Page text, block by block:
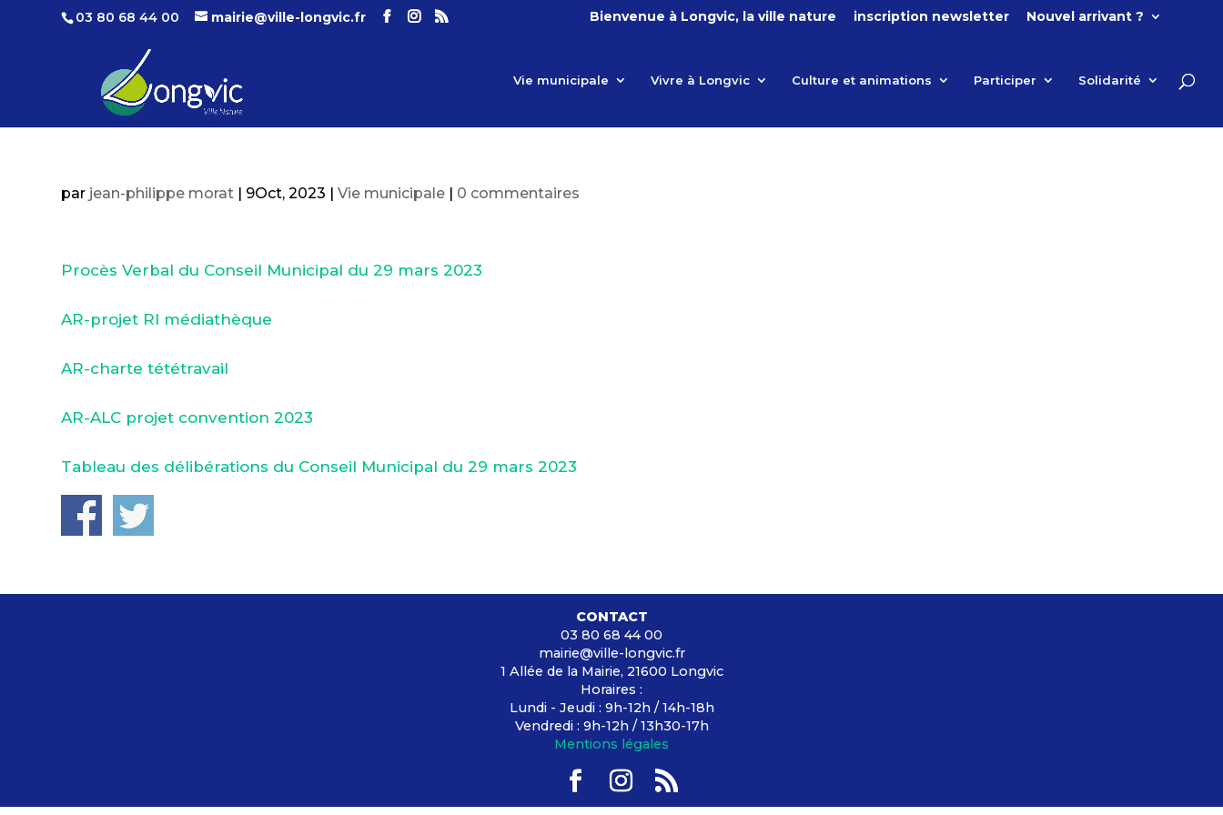
03 80 68 44 00 mairie@ville-longvic.fr Bienvenue à Longvic, la ville nature inscription newsletter Nouvel arrivant ?
Vie municipale Vivre à Longvic Culture et animations Participer Solidarité
par jean-philippe morat | 9Oct, 2023 |Vie municipale | 0 commentaires
Procès Verbal du Conseil Municipal du 29 mars 2023
AR-projet RI médiathèque
AR-charte tététravail
AR-ALC projet convention 2023
Tableau des délibérations du Conseil Municipal du 29 mars 2023
CONTACT
03 80 68 44 00
mairie@ville-longvic.fr
1 Allée de la Mairie, 21600 Longvic
Horaires :
Lundi - Jeudi : 9h-12h / 14h-18h
Vendredi : 9h-12h / 13h30-17h
Mentions légales